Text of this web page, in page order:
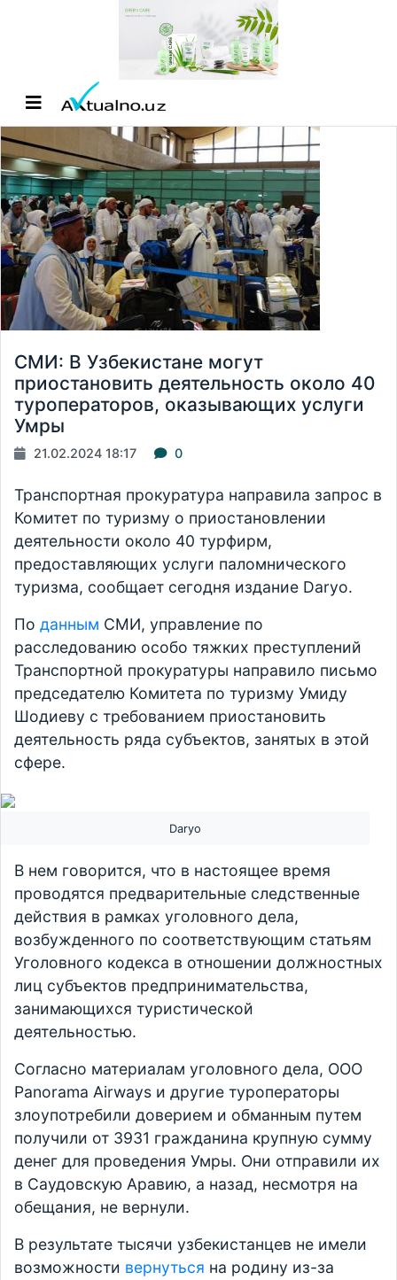
СМИ: В Узбекистане могут
приостановить деятельность около 40
туроператоров, оказывающих услуги
Умры
21.02.2024 18:17 0
Транспортная прокуратура направила запрос в
Комитет по туризму о приостановлении
деятельности около 40 турфирм,
предоставляющих услуги паломнического
туризма, сообщает сегодня издание Daryo.
По данным СМИ, управление по
расследованию особо тяжких преступлений
Транспортной прокуратуры направило письмо
председателю Комитета по туризму Умиду
Шодиеву с требованием приостановить
деятельность ряда субъектов, занятых в этой
сфере.
Daryo
В нем говорится, что в настоящее время
проводятся предварительные следственные
действия в рамках уголовного дела,
возбужденного по соответствующим статьям
Уголовного кодекса в отношении должностных
лиц субъектов предпринимательства,
занимающихся туристической
деятельностью.
Согласно материалам уголовного дела, ООО
Panorama Airways и другие туроператоры
злоупотребили доверием и обманным путем
получили от 3931 гражданина крупную сумму
денег для проведения Умры. Они отправили их
в Саудовскую Аравию, а назад, несмотря на
обещания, не вернули.
В результате тысячи узбекистанцев не имели
возможности вернуться на родину из-за